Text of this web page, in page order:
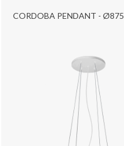
CORDOBA PENDANT - Ø875